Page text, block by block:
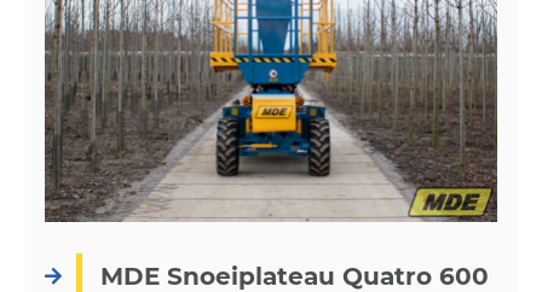
MDE Snoeiplateau Quatro 600